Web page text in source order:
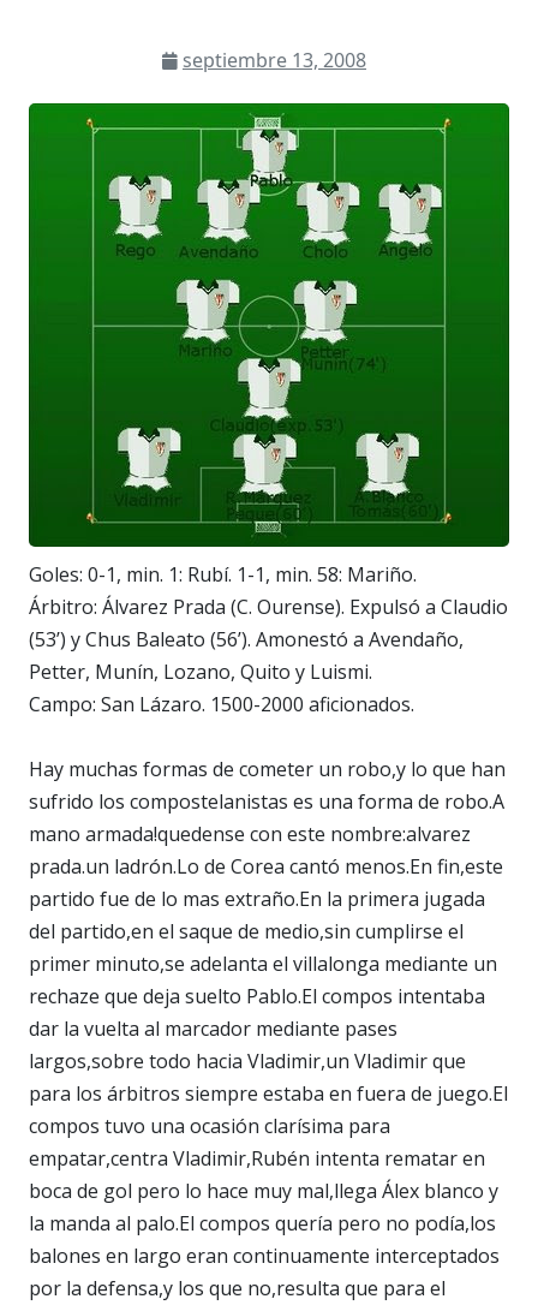
septiembre 13, 2008
Goles: 0-1, min. 1: Rubí. 1-1, min. 58: Mariño.
Árbitro: Álvarez Prada (C. Ourense). Expulsó a Claudio
(53’) y Chus Baleato (56’). Amonestó a Avendaño,
Petter, Munín, Lozano, Quito y Luismi.
Campo: San Lázaro. 1500-2000 aficionados.
Hay muchas formas de cometer un robo,y lo que han
sufrido los compostelanistas es una forma de robo.A
mano armada!quedense con este nombre:alvarez
prada.un ladrón.Lo de Corea cantó menos.En fin,este
partido fue de lo mas extraño.En la primera jugada
del partido,en el saque de medio,sin cumplirse el
primer minuto,se adelanta el villalonga mediante un
rechaze que deja suelto Pablo.El compos intentaba
dar la vuelta al marcador mediante pases
largos,sobre todo hacia Vladimir,un Vladimir que
para los árbitros siempre estaba en fuera de juego.El
compos tuvo una ocasión clarísima para
empatar,centra Vladimir,Rubén intenta rematar en
boca de gol pero lo hace muy mal,llega Álex blanco y
la manda al palo.El compos quería pero no podía,los
balones en largo eran continuamente interceptados
por la defensa,y los que no,resulta que para el